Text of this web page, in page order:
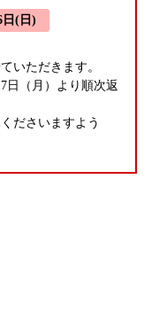
日(日)
いただきます。
日（月）より順次返
ださいますよう